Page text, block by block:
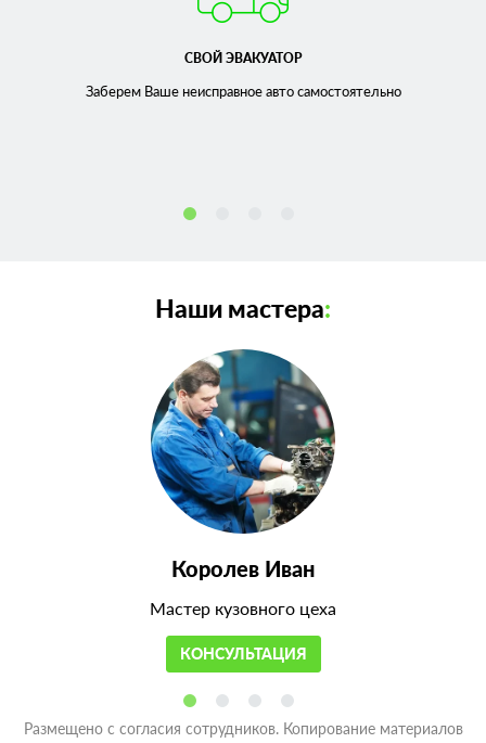
СВОЙ ЭВАКУАТОР
Заберем Ваше неисправноеавто самостоятельно
Наши мастера:
Королев Иван
Мастер кузовного цеха
КОНСУЛЬТАЦИЯ
Размещено с согласия сотрудников. Копирование материалов